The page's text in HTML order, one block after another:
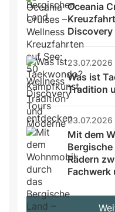
Oceania
23.07.2026
Was ist
Tradition
23.07.2026
Mit dem
Bergische
Rädern
Fachwerk